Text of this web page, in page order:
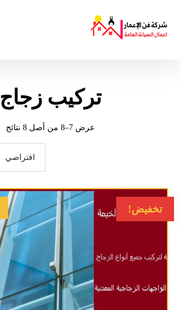
تركيب زجاج
عرض 7–8 من أصل 8 نتائج
تخفيض!